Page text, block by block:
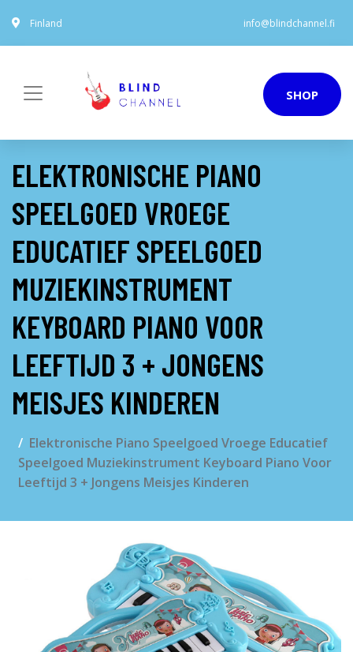
Finland info@blindchannel.fi
SHOP
ELEKTRONISCHE PIANO
SPEELGOED VROEGE
EDUCATIEF SPEELGOED
MUZIEKINSTRUMENT
KEYBOARD PIANO VOOR
LEEFTIJD 3 + JONGENS
MEISJES KINDEREN
Elektronische Piano Speelgoed Vroege Educatief
Speelgoed Muziekinstrument Keyboard Piano Voor
Leeftijd 3 + Jongens Meisjes Kinderen